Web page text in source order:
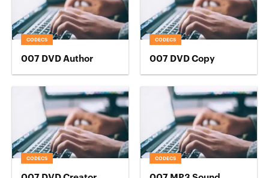
CODECS
007 DVD Author
CODECS
007 DVD Copy
CODECS CODECS